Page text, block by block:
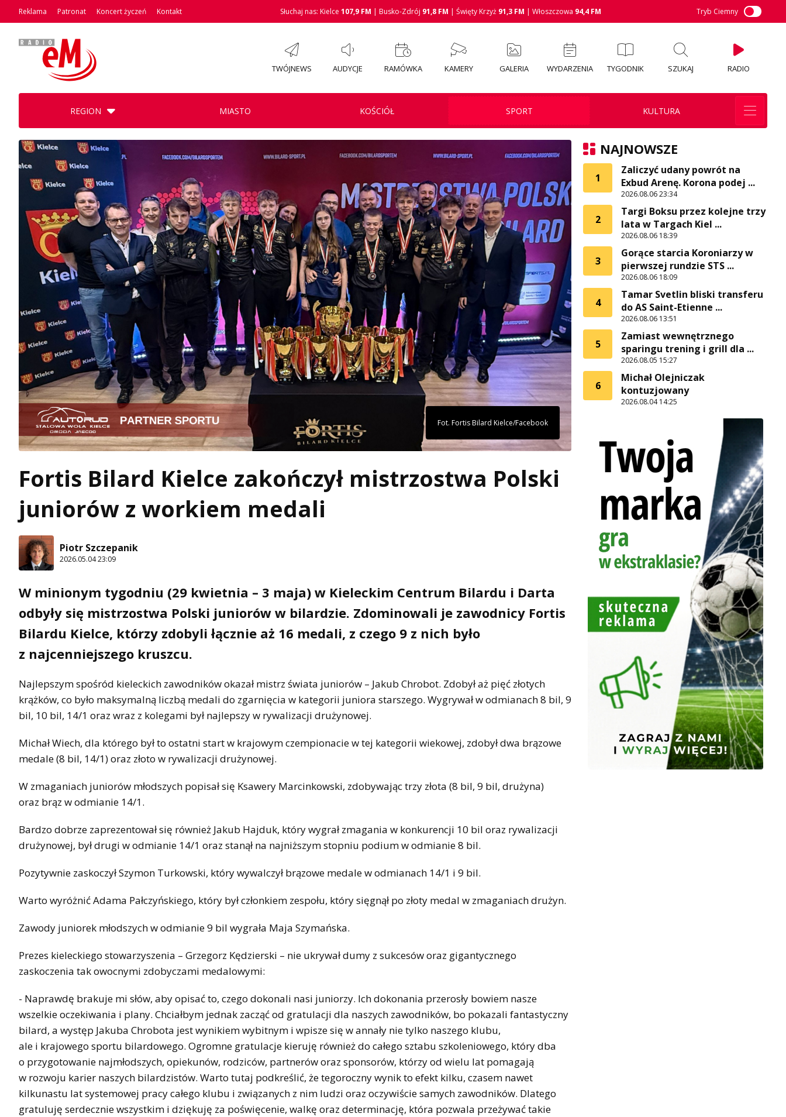
Reklama Patronat Koncert życzeń Kontakt Słuchaj nas: Kielce 107,9 FM | Busko-Zdrój 91,8 FM | Święty Krzyż 91,3 FM | Włoszczowa 94,4 FM Tryb Ciemny
TWÓJNEWS AUDYCJE RAMÓWKA KAMERY GALERIA WYDARZENIA TYGODNIK SZUKAJ RADIO
REGION MIASTO KOŚCIÓŁ SPORT KULTURA
Fot. Fortis Bilard Kielce/Facebook
Fortis Bilard Kielce zakończył mistrzostwa Polski
juniorów z workiem medali
Piotr Szczepanik
2026.05.04 23:09
W minionym tygodniu (29 kwietnia – 3 maja) w Kieleckim Centrum Bilardu i Darta
odbyły się mistrzostwa Polski juniorów w bilardzie. Zdominowali je zawodnicy Fortis
Bilardu Kielce, którzy zdobyli łącznie aż 16 medali, z czego 9 z nich było
z najcenniejszego kruszcu.
Najlepszym spośród kieleckich zawodników okazał mistrz świata juniorów – Jakub Chrobot. Zdobył aż pięć złotych
krążków, co było maksymalną liczbą medali do zgarnięcia w kategorii juniora starszego. Wygrywał w odmianach 8 bil, 9
bil, 10 bil, 14/1 oraz wraz z kolegami był najlepszy w rywalizacji drużynowej.
Michał Wiech, dla którego był to ostatni start w krajowym czempionacie w tej kategorii wiekowej, zdobył dwa brązowe
medale (8 bil, 14/1) oraz złoto w rywalizacji drużynowej.
W zmaganiach juniorów młodszych popisał się Ksawery Marcinkowski, zdobywając trzy złota (8 bil, 9 bil, drużyna)
oraz brąz w odmianie 14/1.
Bardzo dobrze zaprezentował się również Jakub Hajduk, który wygrał zmagania w konkurencji 10 bil oraz rywalizacji
drużynowej, był drugi w odmianie 14/1 oraz stanął na najniższym stopniu podium w odmianie 8 bil.
Pozytywnie zaskoczył Szymon Turkowski, który wywalczył brązowe medale w odmianach 14/1 i 9 bil.
Warto wyróżnić Adama Pałczyńskiego, który był członkiem zespołu, który sięgnął po złoty medal w zmaganiach drużyn.
Zawody juniorek młodszych w odmianie 9 bil wygrała Maja Szymańska.
Prezes kieleckiego stowarzyszenia – Grzegorz Kędzierski – nie ukrywał dumy z sukcesów oraz gigantycznego
zaskoczenia tak owocnymi zdobyczami medalowymi:
- Naprawdę brakuje mi słów, aby opisać to, czego dokonali nasi juniorzy. Ich dokonania przerosły bowiem nasze
wszelkie oczekiwania i plany. Chciałbym jednak zacząć od gratulacji dla naszych zawodników, bo pokazali fantastyczny
bilard, a występ Jakuba Chrobota jest wynikiem wybitnym i wpisze się w annały nie tylko naszego klubu,
ale i krajowego sportu bilardowego. Ogromne gratulacje kieruję również do całego sztabu szkoleniowego, który dba
o przygotowanie najmłodszych, opiekunów, rodziców, partnerów oraz sponsorów, którzy od wielu lat pomagają
w rozwoju karier naszych bilardzistów. Warto tutaj podkreślić, że tegoroczny wynik to efekt kilku, czasem nawet
kilkunastu lat systemowej pracy całego klubu i związanych z nim ludzi oraz oczywiście samych zawodników. Dlatego
gratuluję serdecznie wszystkim i dziękuję za poświęcenie, walkę oraz determinację, która pozwala przeżywać takie
NAJNOWSZE
1
Zaliczyć udany powrót na
Exbud Arenę. Korona podej ...
2026.08.06 23:34
2
Targi Boksu przez kolejne trzy
lata w Targach Kiel ...
2026.08.06 18:39
3
Gorące starcia Koroniarzy w
pierwszej rundzie STS ...
2026.08.06 18:09
4
Tamar Svetlin bliski transferu
do AS Saint-Etienne ...
2026.08.06 13:51
5
Zamiast wewnętrznego
sparingu trening i grill dla ...
2026.08.05 15:27
6
Michał Olejniczak
kontuzjowany
2026.08.04 14:25